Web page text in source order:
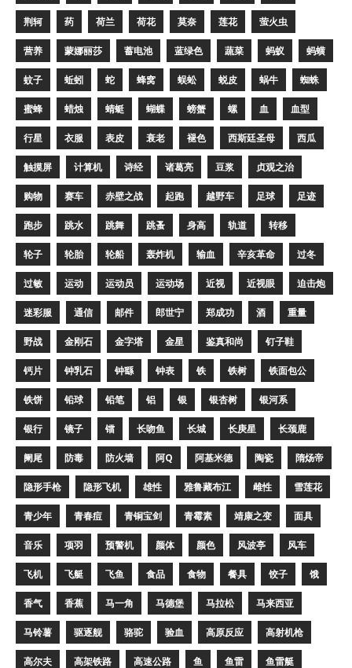
荆轲 药 荷兰 荷花 莫奈 莲花 萤火虫
营养 蒙娜丽莎 蓄电池 蓝绿色 蔬菜 蚂蚁 蚂蟥
蚊子 蚯蚓 蛇 蜂窝 蜈蚣 蜕皮 蜗牛 蜘蛛
蜜蜂 蜡烛 蜻蜓 蝴蝶 螃蟹 螺 血 血型
行星 衣服 表皮 衰老 褪色 西斯廷圣母 西瓜
触摸屏 计算机 诗经 诸葛亮 豆浆 贞观之治
购物 赛车 赤壁之战 起跑 越野车 足球 足迹
跑步 跳水 跳舞 跳蚤 身高 轨道 转移
轮子 轮胎 轮船 轰炸机 输血 辛亥革命 过冬
过敏 运动 运动员 运动场 近视 近视眼 迫击炮
迷彩服 通信 邮件 郎世宁 郑成功 酒 重量
野战 金刚石 金字塔 金星 鉴真和尚 钉子鞋
钙片 钟乳石 钟繇 钟表 铁 铁树 铁面包公
铁饼 铅球 铅笔 铝 银 银杏树 银河系
银行 镜子 镭 长吻鱼 长城 长庚星 长颈鹿
阑尾 防毒 防火墙 阿Q 阿基米德 陶瓷 隋炀帝
隐形手枪 隐形飞机 雄性 雅鲁藏布江 雌性 雪莲花
青少年 青春痘 青铜宝剑 青霉素 靖康之变 面具
音乐 项羽 预警机 颜体 颜色 风波亭 风车
飞机 飞艇 飞鱼 食品 食物 餐具 饺子 饿
香气 香蕉 马一角 马德堡 马拉松 马来西亚
马铃薯 驱逐舰 骆驼 验血 高原反应 高射机枪
高尔夫 高架铁路 高速公路 鱼 鱼雷 鱼雷艇